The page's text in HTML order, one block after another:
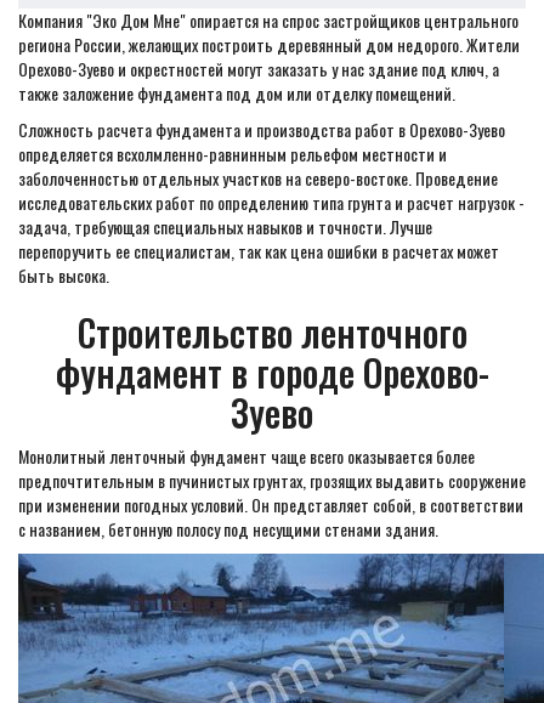
Компания "Эко Дом Мне" опирается на спрос застройщиков центрального
региона России, желающих построить деревянный дом недорого. Жители
Орехово-Зуево и окрестностей могут заказать у нас здание под ключ, а
также заложение фундамента под дом или отделку помещений.
Сложность расчета фундамента и производства работ в Орехово-Зуево
определяется всхолмленно-равнинным рельефом местности и
заболоченностью отдельных участков на северо-востоке. Проведение
исследовательских работ по определению типа грунта и расчет нагрузок -
задача, требующая специальных навыков и точности. Лучше
перепоручить ее специалистам, так как цена ошибки в расчетах может
быть высока.
Строительство ленточного
фундамент в городе Орехово-
Зуево
Монолитный ленточный фундамент чаще всего оказывается более
предпочтительным в пучинистых грунтах, грозящих выдавить сооружение
при изменении погодных условий. Он представляет собой, в соответствии
с названием, бетонную полосу под несущими стенами здания.